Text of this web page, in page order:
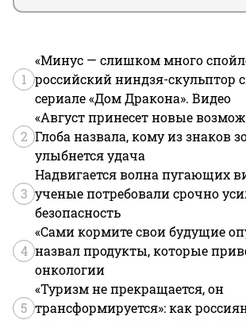
1
«Минус — слишком много
российский ниндзя-скульптор
сериале «Дом Дракона». Видео
2
«Август принесет новые
Глоба назвала, кому из знаков
улыбнется удача
3
Надвигается волна пугающих
ученые потребовали срочно
безопасность
4
«Сами кормите свои будущие
назвал продукты, которые
онкологии
5
«Туризм не прекращается, он
трансформируется»: как